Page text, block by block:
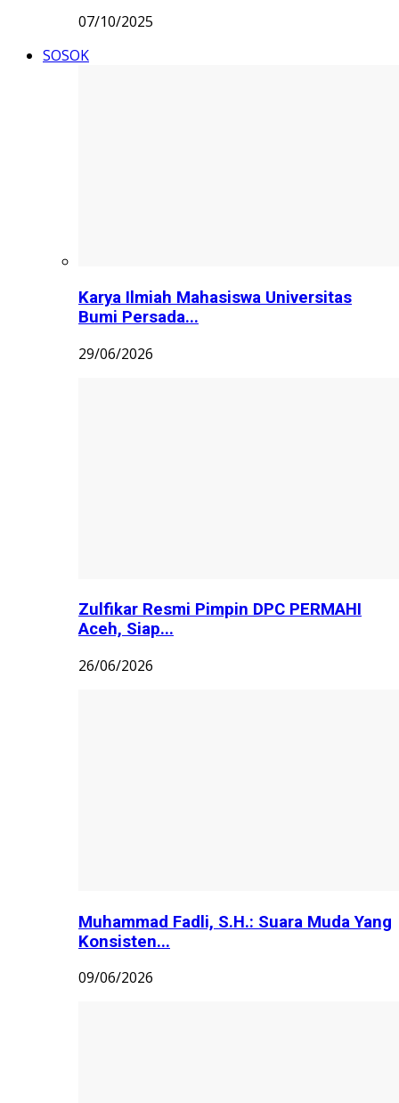
07/10/2025
SOSOK
Karya Ilmiah Mahasiswa Universitas
Bumi Persada...
29/06/2026
Zulfikar Resmi Pimpin DPC PERMAHI
Aceh, Siap...
26/06/2026
Muhammad Fadli, S.H.: Suara Muda Yang
Konsisten...
09/06/2026